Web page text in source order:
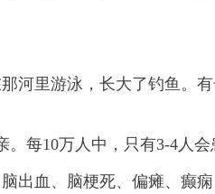
里游泳，长大了钓鱼。有
每10万人中，只有3-4人会
血、脑梗死、偏瘫、癫痫